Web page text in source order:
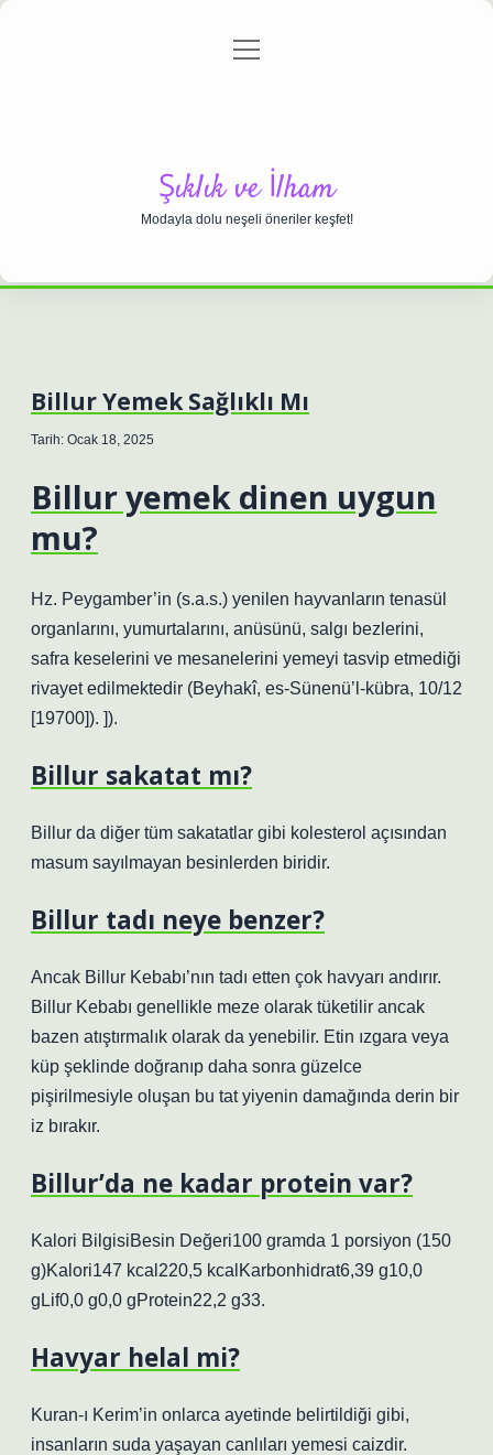
Gizlilik Politikası
menüyü
Şıklık ve İlham
Modayla dolu neşeli öneriler keşfet!
Billur Yemek Sağlıklı Mı
Tarih: Ocak 18, 2025
Billur yemek dinen uygun
mu?
Hz. Peygamber’in (s.a.s.) yenilen hayvanların tenasül
organlarını, yumurtalarını, anüsünü, salgı bezlerini,
safra keselerini ve mesanelerini yemeyi tasvip etmediği
rivayet edilmektedir (Beyhakî, es-Sünenü’l-kübra, 10/12
[19700]). ]).
Billur sakatat mı?
Billur da diğer tüm sakatatlar gibi kolesterol açısından
masum sayılmayan besinlerden biridir.
Billur tadı neye benzer?
Ancak Billur Kebabı’nın tadı etten çok havyarı andırır.
Billur Kebabı genellikle meze olarak tüketilir ancak
bazen atıştırmalık olarak da yenebilir. Etin ızgara veya
küp şeklinde doğranıp daha sonra güzelce
pişirilmesiyle oluşan bu tat yiyenin damağında derin bir
iz bırakır.
Billur’da ne kadar protein var?
Kalori BilgisiBesin Değeri100 gramda 1 porsiyon (150
g)Kalori147 kcal220,5 kcalKarbonhidrat6,39 g10,0
gLif0,0 g0,0 gProtein22,2 g33.
Havyar helal mi?
Kuran-ı Kerim’in onlarca ayetinde belirtildiği gibi,
insanların suda yaşayan canlıları yemesi caizdir.